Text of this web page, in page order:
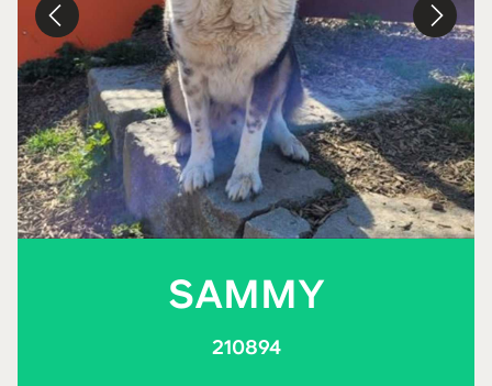
SAMMY
210894